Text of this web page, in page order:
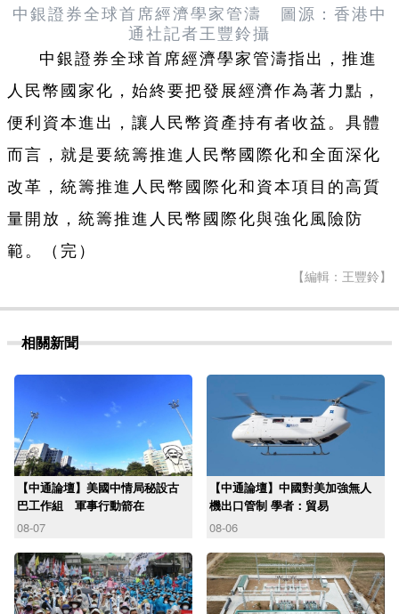
中銀證券全球首席經濟學家管濤
圖源：香港中
通社記者王豐鈴攝
中銀證券全球首席經濟學家管濤指出，推進
人民幣國家化，始終要把發展經濟作為著力點，
便利資本進出，讓人民幣資產持有者收益。具體
而言，就是要統籌推進人民幣國際化和全面深化
改革，統籌推進人民幣國際化和資本項目的高質
量開放，統籌推進人民幣國際化與強化風險防
範。（完）
【編輯：王豐鈴】
相關新聞
【中通論壇】美國中情局秘設古
巴工作組 軍事行動箭在
08-07
【中通論壇】中國對美加強無人
機出口管制 學者：貿易
08-06